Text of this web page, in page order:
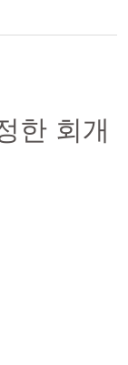
한 회개